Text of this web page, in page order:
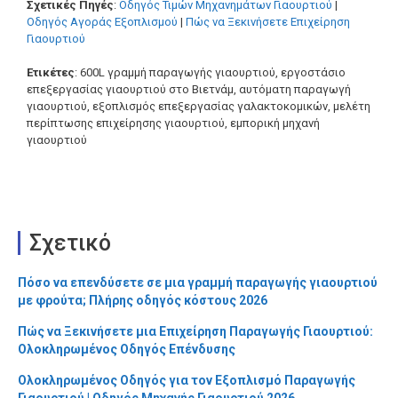
Σχετικές Πηγές: Οδηγός Τιμών Μηχανημάτων Γιαουρτιού |
Οδηγός Αγοράς Εξοπλισμού | Πώς να Ξεκινήσετε Επιχείρηση
Γιαουρτιού
Ετικέτες: 600L γραμμή παραγωγής γιαουρτιού, εργοστάσιο
επεξεργασίας γιαουρτιού στο Βιετνάμ, αυτόματη παραγωγή
γιαουρτιού, εξοπλισμός επεξεργασίας γαλακτοκομικών, μελέτη
περίπτωσης επιχείρησης γιαουρτιού, εμπορική μηχανή
γιαουρτιού
Σχετικό
Πόσο να επενδύσετε σε μια γραμμή παραγωγής γιαουρτιού
με φρούτα; Πλήρης οδηγός κόστους 2026
Πώς να Ξεκινήσετε μια Επιχείρηση Παραγωγής Γιαουρτιού:
Ολοκληρωμένος Οδηγός Επένδυσης
Ολοκληρωμένος Οδηγός για τον Εξοπλισμό Παραγωγής